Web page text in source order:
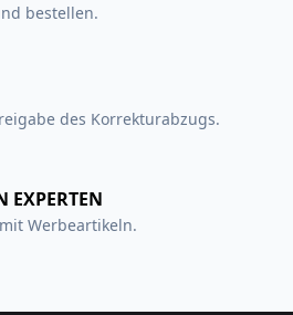
bestellen.
des Korrekturabzugs.
EXPERTEN
Werbeartikeln.